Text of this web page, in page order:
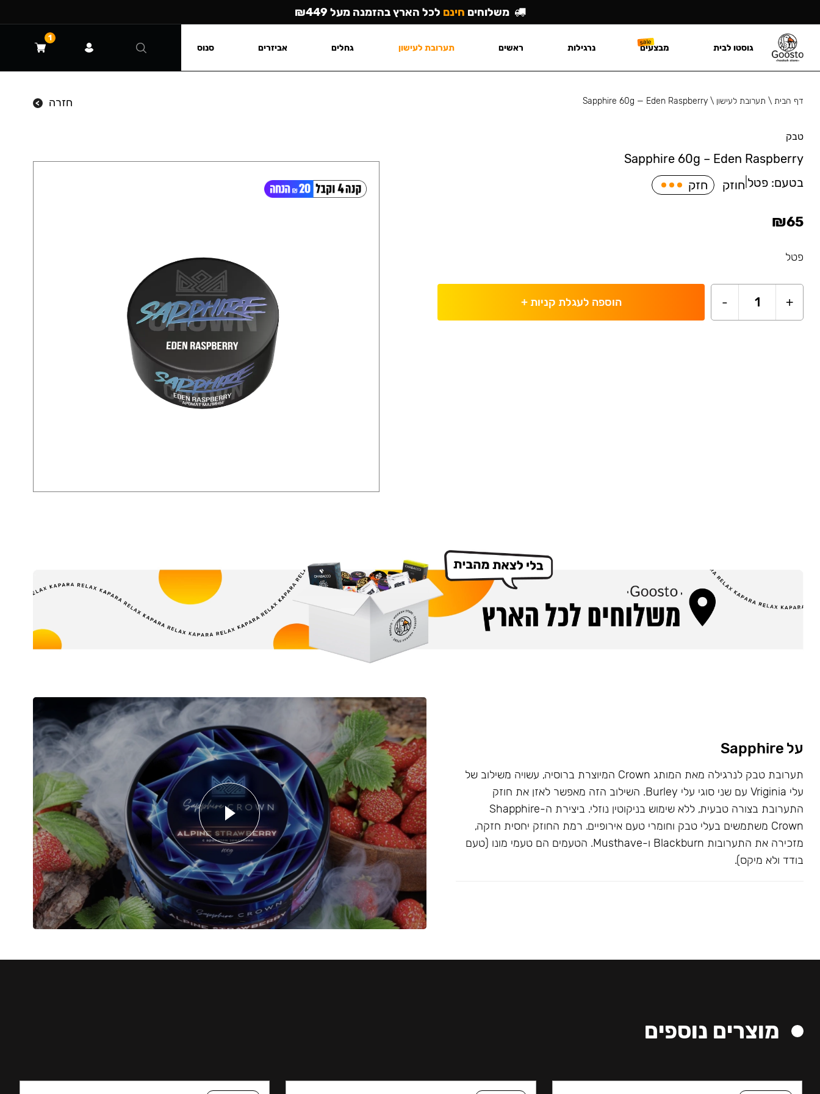
דף הבית\ תערובת לעישון \
Sapphire 60g — Eden Raspberry חזרה
טבק
Sapphire 60g – Eden Raspberry
בטעם: פטל חוזק חזק
₪65
פטל
+
1
- הוספה לעגלת קניות+
על Sapphire
תערובת טבק לנרגילה מאת המותג Crown המיוצרת ברוסיה, עשויה משילוב של
עלי Vriginia עם שני סוגי עלי Burley. השילוב הזה מאפשר לאזן את חוזק
התערובת בצורה טבעית, ללא שימוש בניקוטין נוזלי. ביצירת ה-Shapphire
Crown משתמשים בעלי טבק וחומרי טעם אירופיים. רמת החוזק יחסית חזקה,
מזכירה את התערובות Blackburn ו-Musthave. הטעמים הם טעמי מונו (טעם
בודד ולא מיקס).
מוצרים נוספים
משלוחים חינם לכל הארץ בהזמנה מעל ₪449
גוסטו לבית מבצעים נרגילות ראשים תערובת לעישון גחלים אביזרים סנוס
1